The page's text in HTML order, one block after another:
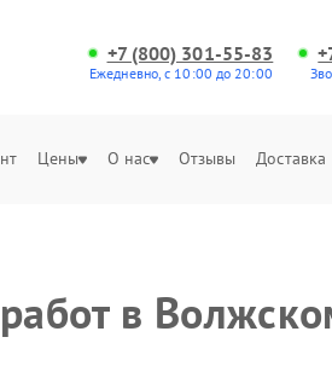
+7 (800) 301-55-83
Ежедневно, с 10:00 до 20:00
Цены О нас Отзывы Доставка
в